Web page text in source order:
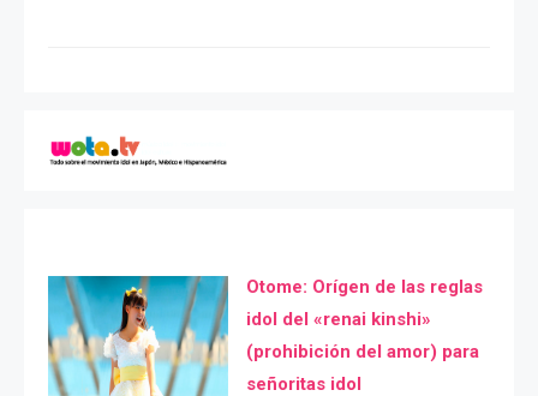
Otome: Orígen de las reglas
idol del «renai kinshi»
(prohibición del amor) para
señoritas idol